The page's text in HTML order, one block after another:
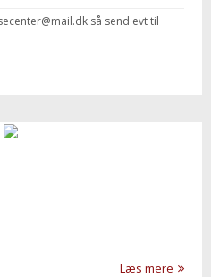
så send evt til
Læs mere